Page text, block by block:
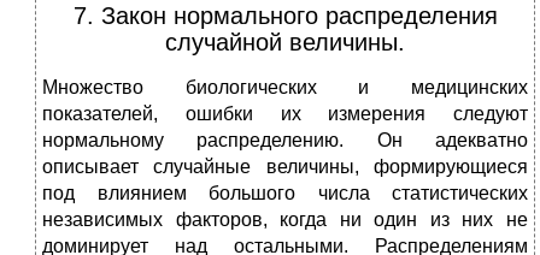
7. Закон нормального распределения
случайной величины.
Множество биологических и медицинских
показателей, ошибки их измерения следуют
нормальному распределению. Он адекватно
описывает случайные величины, формирующиеся
под влиянием большого числа статистических
независимых факторов, когда ни один из них не
доминирует над остальными. Распределениям